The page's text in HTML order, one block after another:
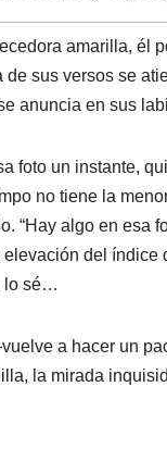
l
a
d
s
amarilla, él
sus versos se
anuncia en sus
foto un instante,
no tiene la
“Hay algo en esa
elevación del
lo sé…
a hacer un
la mirada